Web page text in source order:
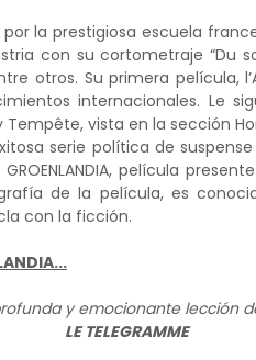
la prestigiosa escuela
con su cortometraje “Du
otros. Su primera película,
internacionales. Le
vista en la sección
serie política de suspense
GROENLANDIA, película
de la película, es
con la ficción.
y emocionante lección
LE TELEGRAMME